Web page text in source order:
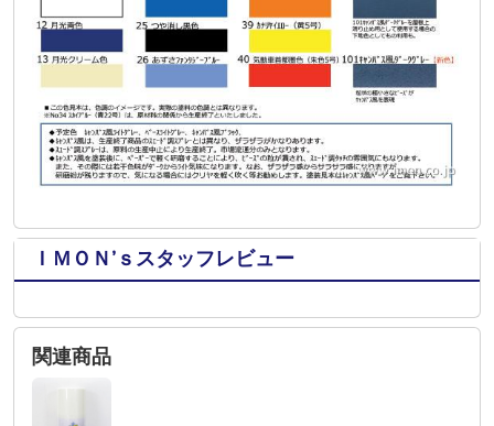
ＩＭＯＮ’ｓスタッフレビュー
関連商品